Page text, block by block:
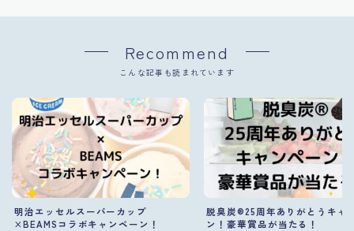
Recommend
こんな記事も読まれています
明治エッセルスーパーカップ
×BEAMSコラボキャンペーン！
脱臭炭®︎25周年ありがとうキャ
ン！豪華賞品が当たる！